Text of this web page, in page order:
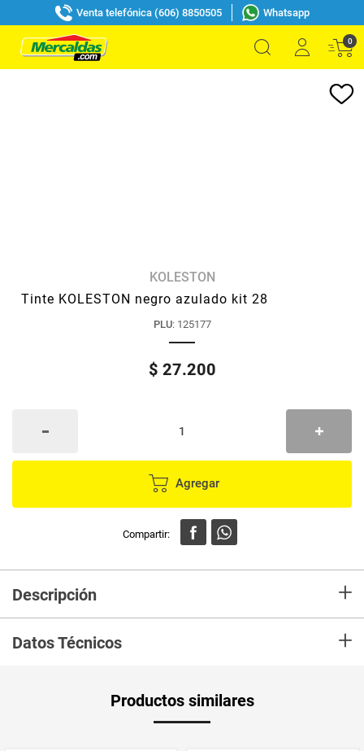
Venta telefónica (606) 8850505 Whatsapp
0
KOLESTON
Tinte KOLESTON negro azulado kit 28
PLU: 125177
$ 27.200
Agregar
Descripción +
Datos Técnicos +
Productos similares